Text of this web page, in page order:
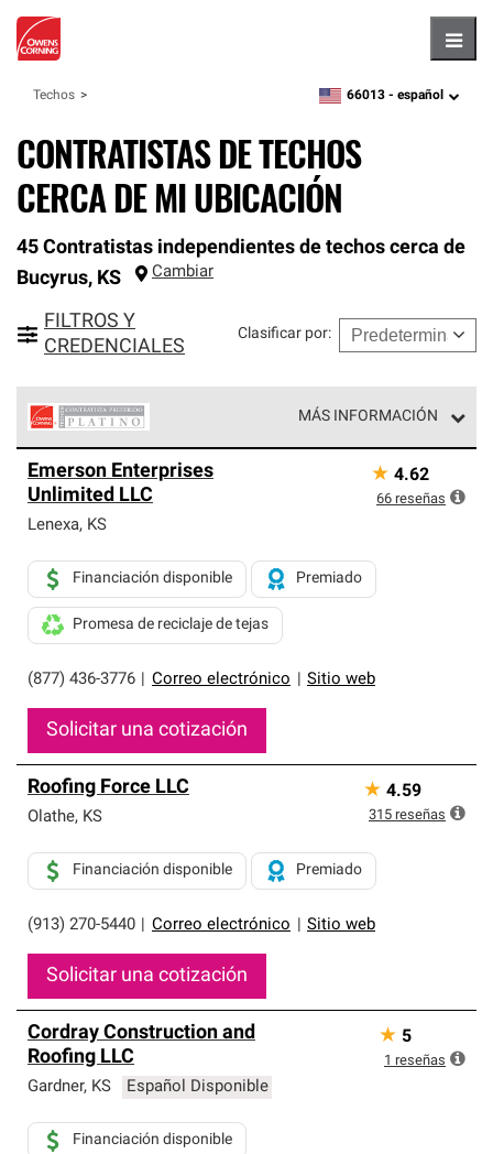
Techos zipcode,language
66013 - español
CONTRATISTAS DE TECHOS
CERCA DE MI UBICACIÓN
45 Contratistas independientes de techos cerca de
Bucyrus, KS Cambiar
FILTROS Y
CREDENCIALES
Clasificar por:
MÁS INFORMACIÓN
Corning constituyen el nivel superior de nuestra red
exclusiva y cumplen con estándares estrictos de
profesionalismo, confiabilidad y destreza incomparable.
sistemas de techos.
Emerson Enterprises
Unlimited LLC
Lenexa, KS
(877) 436-3776 Correo electrónico Sitio web
Financiación disponible Premiado
Promesa de reciclaje de tejas
Solicitar una cotización
★ 4.62
66 reseñas
Roofing Force LLC
Olathe, KS
(913) 270-5440 Correo electrónico Sitio web
Financiación disponible Premiado
Solicitar una cotización
★ 4.59
315 reseñas
Cordray Construction and
Roofing LLC
Gardner, KS Español Disponible
Financiación disponible
★ 5
1 reseñas